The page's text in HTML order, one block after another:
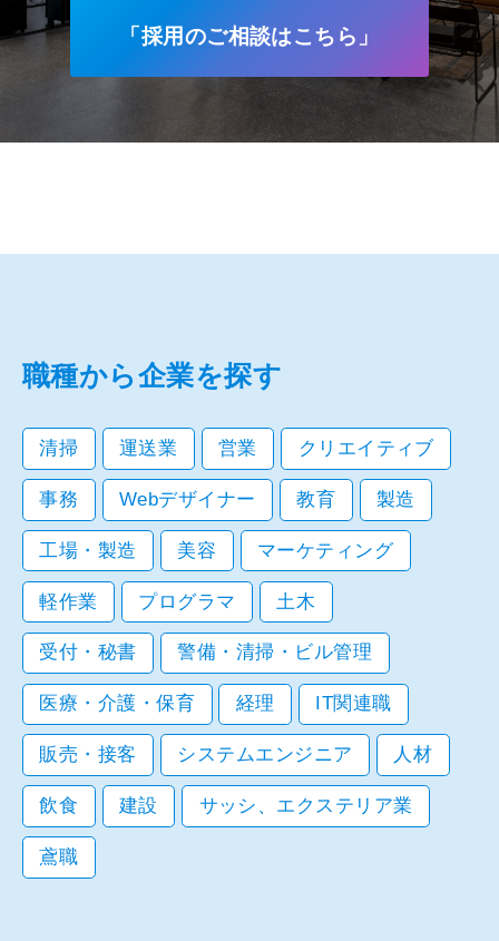
「採用のご相談はこちら」
職種から企業を探す
清掃 運送業 営業 クリエイティブ
事務 Webデザイナー 教育 製造
工場・製造 美容 マーケティング
軽作業 プログラマ 土木
受付・秘書 警備・清掃・ビル管理
医療・介護・保育 経理 IT関連職
販売・接客 システムエンジニア 人材
飲食 建設 サッシ、エクステリア業
鳶職